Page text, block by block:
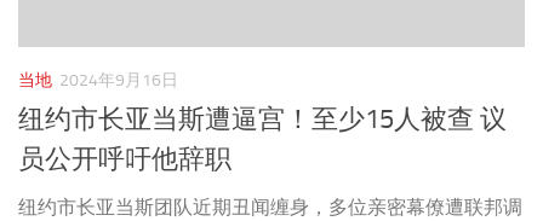
当地 2024年9月16日
纽约市长亚当斯遭逼宫！至少15人被查 议
员公开呼吁他辞职
纽约市长亚当斯团队近期丑闻缠身，多位亲密幕僚遭联邦调